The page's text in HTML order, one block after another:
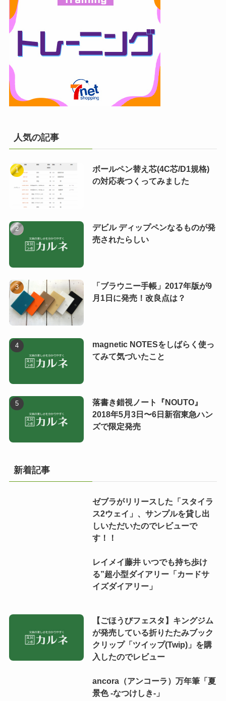
人気の記事
ボールペン替え芯(4C芯/D1規格)
の対応表つくってみました
デビル ディップペンなるものが発
売されたらしい
「ブラウニー手帳」2017年版が9
月1日に発売！改良点は？
magnetic NOTESをしばらく使っ
てみて気づいたこと
落書き錯視ノート『NOUTO』
2018年5月3日〜6日新宿東急ハン
ズで限定発売
新着記事
ゼブラがリリースした「スタイラ
ス2ウェイ」、サンプルを貸し出
しいただいたのでレビューで
す！！
レイメイ藤井 いつでも持ち歩け
る”超小型ダイアリー「カードサ
イズダイアリー」
【ごほうびフェスタ】キングジム
が発売している折りたたみブック
クリップ「ツイップ(Twip)」を購
入したのでレビュー
ancora（アンコーラ）万年筆「夏
景色 -なつけしき-」